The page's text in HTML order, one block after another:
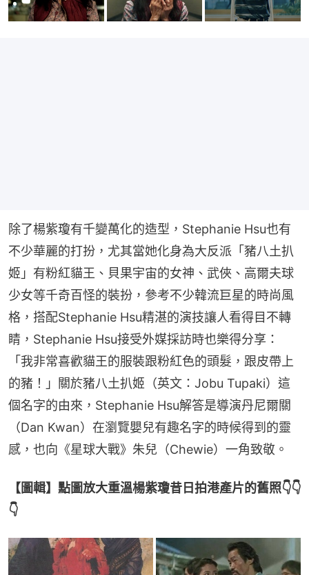
除了楊紫瓊有千變萬化的造型，Stephanie Hsu也有
不少華麗的打扮，尤其當她化身為大反派「豬八土扒
姬」有粉紅貓王、貝果宇宙的女神、武俠、高爾夫球
少女等千奇百怪的裝扮，參考不少韓流巨星的時尚風
格，搭配Stephanie Hsu精湛的演技讓人看得目不轉
睛，Stephanie Hsu接受外媒採訪時也樂得分享：
「我非常喜歡貓王的服裝跟粉紅色的頭髮，跟皮帶上
的豬！」關於豬八土扒姬（英文：Jobu Tupaki）這
個名字的由來，Stephanie Hsu解答是導演丹尼爾關
（Dan Kwan）在瀏覽嬰兒有趣名字的時候得到的靈
感，也向《星球大戰》朱兒（Chewie）一角致敬。
【圖輯】點圖放大重溫楊紫瓊昔日拍港產片的舊照👇👇
👇